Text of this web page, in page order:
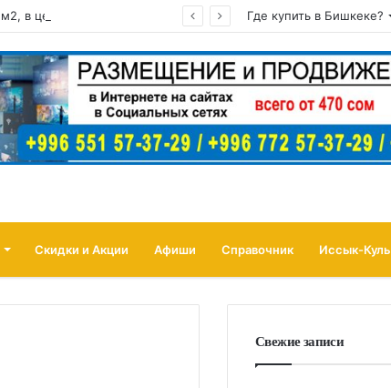
Где купить в Бишкеке?
Скидки и Акции Афиши Справочник Иссык-Куль
Свежие записи